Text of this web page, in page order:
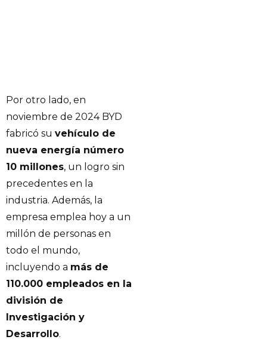
Por otro lado, en
noviembre de 2024 BYD
fabricó su vehículo de
nueva energía número
10 millones, un logro sin
precedentes en la
industria. Además, la
empresa emplea hoy a un
millón de personas en
todo el mundo,
incluyendo a más de
110.000 empleados en la
división de
Investigación y
Desarrollo.